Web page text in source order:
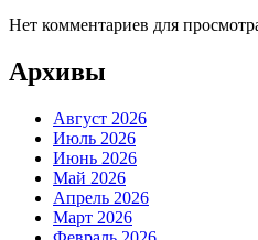
Нет комментариев для
Архивы
Август 2026
Июль 2026
Июнь 2026
Май 2026
Апрель 2026
Март 2026